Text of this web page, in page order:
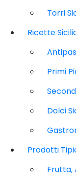
Torri
Ricette
Primi
Dolci
Prodotti
Frutta,